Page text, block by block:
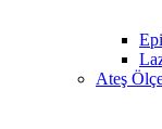
Ateş